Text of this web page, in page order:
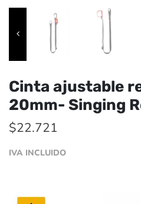
Cinta ajustable
20mm- Singing
$22.721
IVA INCLUIDO